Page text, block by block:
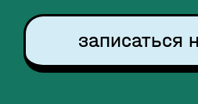
записаться